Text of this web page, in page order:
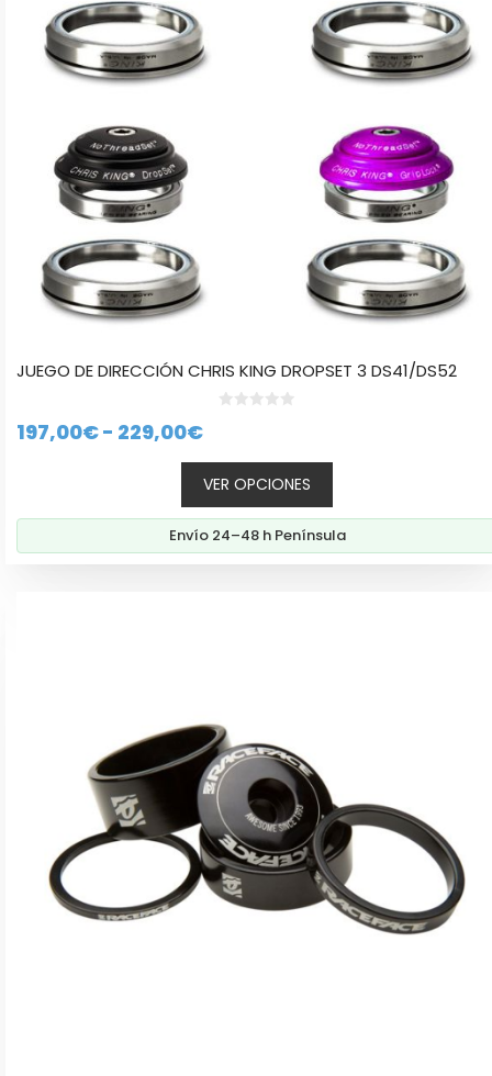
JUEGO DE DIRECCIÓN CHRIS KING DROPSET 3 DS41/DS52
5
197,00€- 229,00€Rango
de
precios:
desde
197,00€
VER OPCIONES
opciones
pueden
página
producto
Envío 24–48 h Península